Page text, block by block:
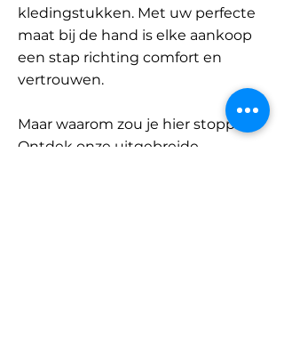
kledingstukken. Met uw perfecte
maat bij de hand is elke aankoop
een stap richting comfort en
vertrouwen.
Maar waarom zou je hier stoppen?
Ontdek onze uitgebreide